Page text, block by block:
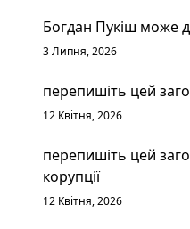
Богдан Пукіш може
3 Липня, 2026
перепишіть цей
12 Квітня, 2026
перепишіть цей
корупції
12 Квітня, 2026